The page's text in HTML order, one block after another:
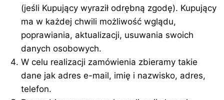
(jeśli Kupujący wyraził odrębną zgodę). Kupujący
ma w każdej chwili możliwość wglądu,
poprawiania, aktualizacji, usuwania swoich
danych osobowych.
W celu realizacji zamówienia zbieramy takie
dane jak adres e-mail, imię i nazwisko, adres,
telefon.